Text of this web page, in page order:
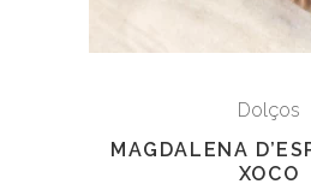
Dolços
MAGDALENA
XOCO